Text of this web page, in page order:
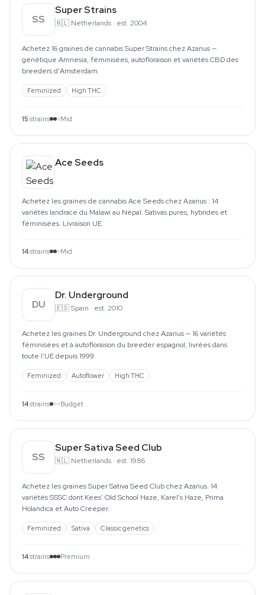
SS
Super Strains
🇳🇱 Netherlands · est. 2004
Achetez 16 graines de cannabis Super Strains chez Azarius —
génétique Amnesia, féminisées, autofloraison et variétés CBD des
breeders d'Amsterdam.
Feminized High THC
15 strains Mid
Ace Seeds
Achetez les graines de cannabis Ace Seeds chez Azarius : 14
variétés landrace du Malawi au Népal. Sativas pures, hybrides et
féminisées. Livraison UE.
14strains Mid
DU
Dr. Underground
🇪🇸Spain · est. 2010
Achetez les graines Dr. Underground chez Azarius — 16 variétés
féminisées et à autofloraison du breeder espagnol, livrées dans
toute l'UE depuis 1999.
Feminized Autoflower High THC
14strains Budget
SS
Super Sativa Seed Club
🇳🇱 Netherlands · est. 1986
Achetez les graines Super Sativa Seed Club chez Azarius. 14
variétés SSSC dont Kees' Old School Haze, Karel's Haze, Prima
Holandica et Auto Creeper.
Feminized Sativa Classic genetics
14strains Premium